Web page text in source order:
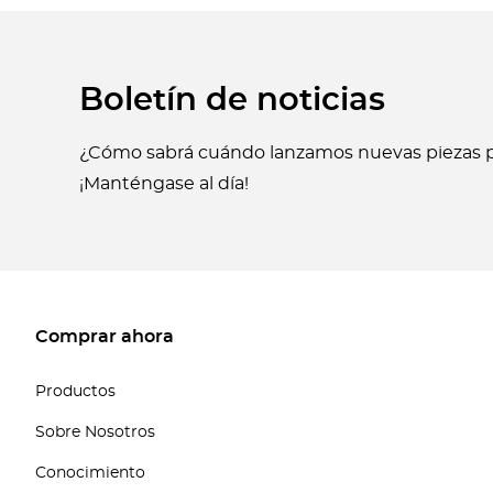
Boletín de noticias
¿Cómo sabrá cuándo lanzamos nuevas piezas
¡Manténgase al día!
Comprar ahora
Productos
Sobre Nosotros
Conocimiento